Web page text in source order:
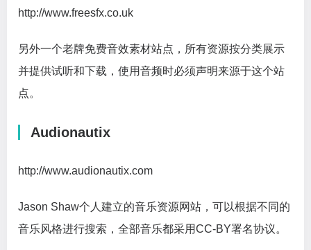
http://www.freesfx.co.uk
另外一个老牌免费音效素材站点，所有资源按分类展示
并提供试听和下载，使用音频时必须声明来源于这个站
点。
Audionautix
http://www.audionautix.com
Jason Shaw个人建立的音乐资源网站，可以根据不同的
音乐风格进行搜索，全部音乐都采用CC-BY署名协议。